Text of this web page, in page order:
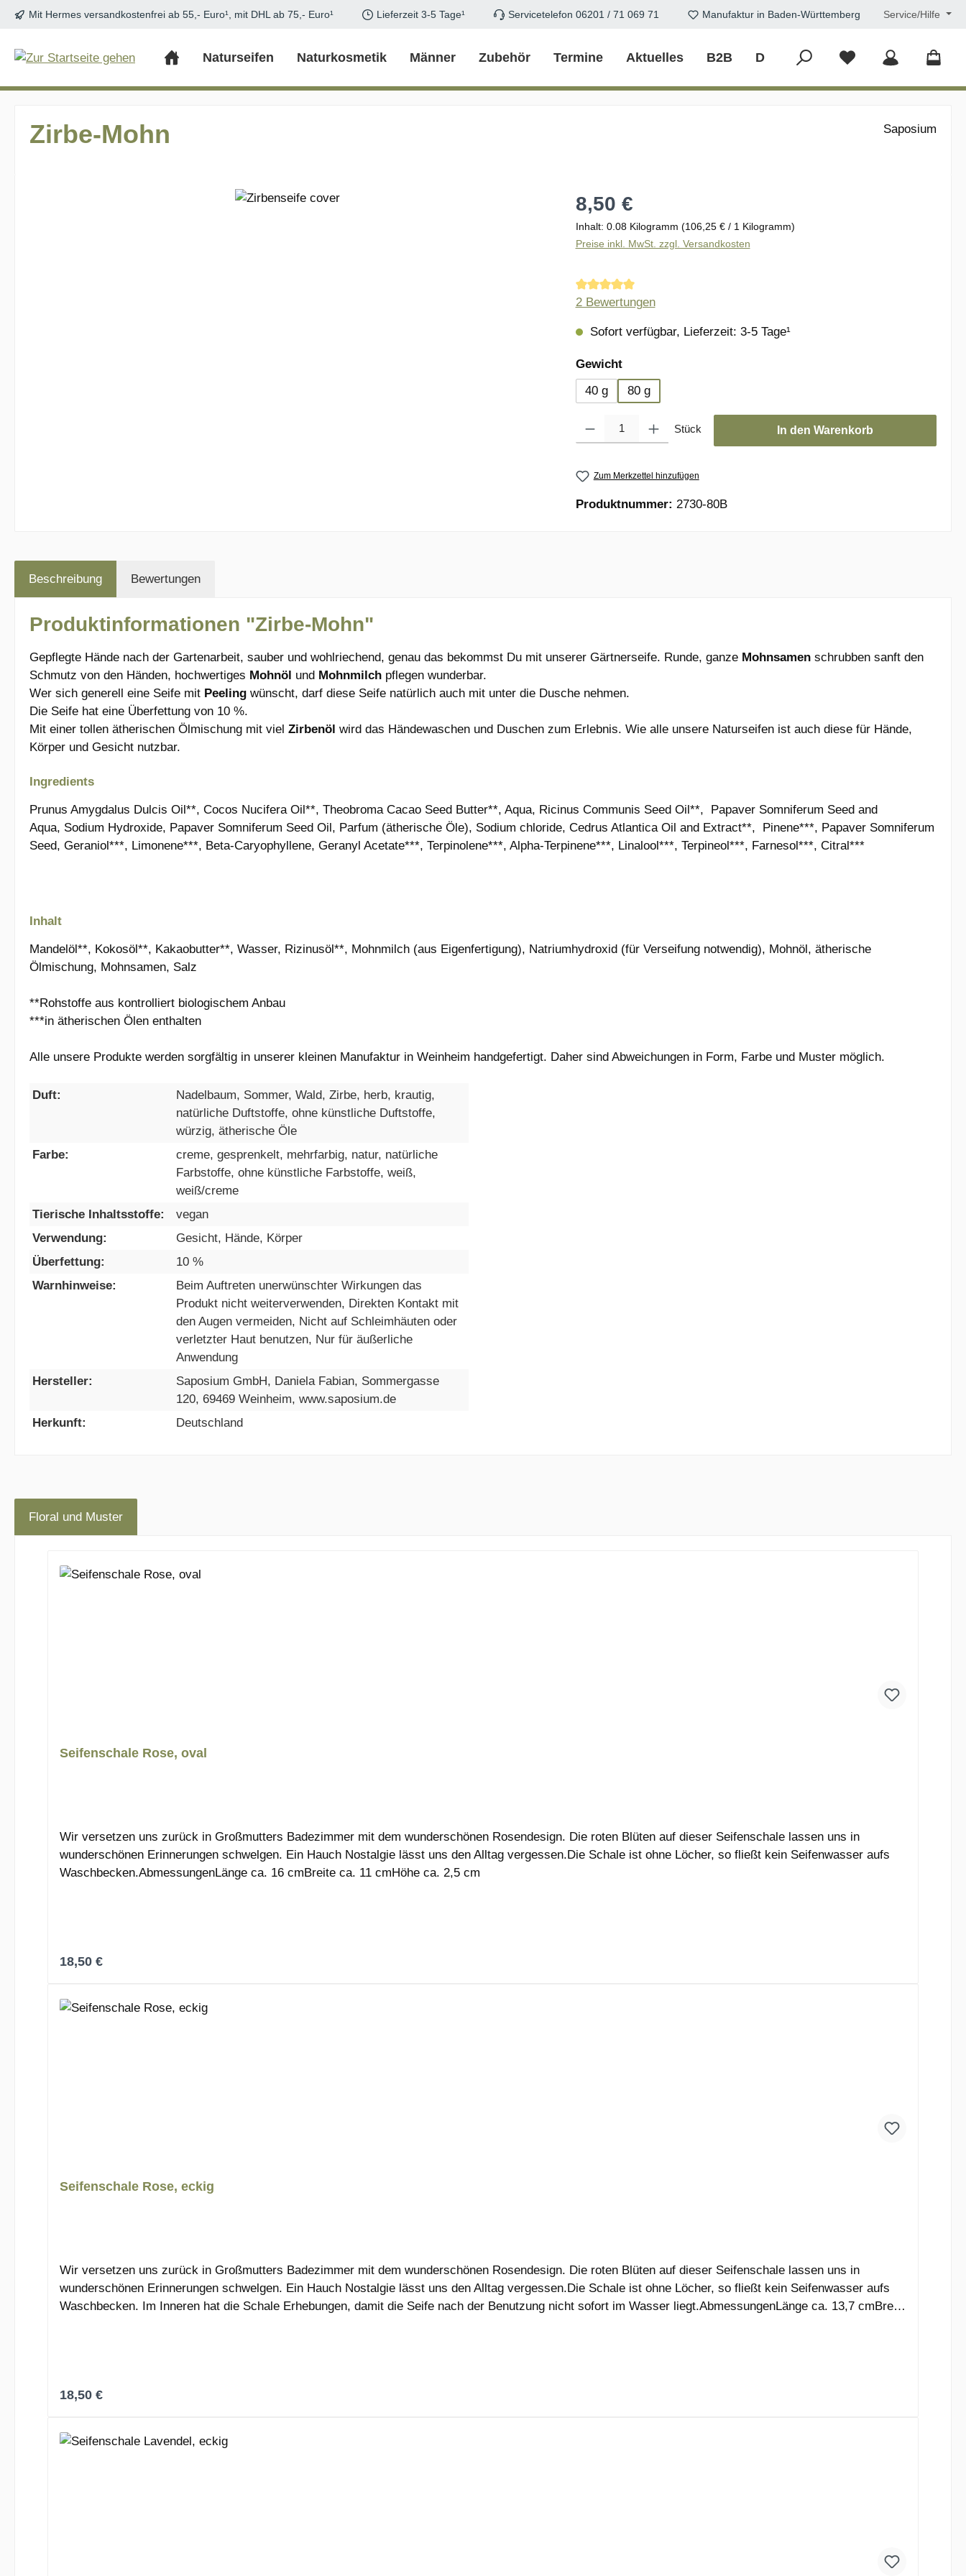
Hauptinhalt springen
Zur Suche springen
Zur Hauptnavigation springen
Mit Hermes versandkostenfrei ab 55,- Euro¹, mit DHL ab 75,- Euro¹ Lieferzeit 3-5 Tage¹ Servicetelefon 06201 / 71 069 71 Manufaktur in Baden-Württemberg Service/Hilfe
Naturseifen Naturkosmetik Männer Zubehör Termine Aktuelles B2B DIY
Zirbe-Mohn Saposium
Regulärer Preis:
8,50 €
Inhalt: 0.08 Kilogramm (106,25 € / 1 Kilogramm)
Preise inkl. MwSt. zzgl. Versandkosten
Durchschnittliche Bewertung von 5 von 5 Sternen
2 Bewertungen
Sofort verfügbar, Lieferzeit: 3-5 Tage¹
Gewichtauswählen
40 g
80 g
Stück In den Warenkorb
Zum Merkzettel hinzufügen
Produktnummer: 2730-80B
Beschreibung Bewertungen
Produktinformationen "Zirbe-Mohn"
Gepflegte Hände nach der Gartenarbeit, sauber und wohlriechend, genau das bekommst Du mit unserer Gärtnerseife. Runde, ganze Mohnsamen schrubben sanft den
Schmutz von den Händen, hochwertiges Mohnöl und Mohnmilch pflegen wunderbar.
Wer sich generell eine Seife mit Peeling wünscht, darf diese Seife natürlich auch mit unter die Dusche nehmen.
Die Seife hat eine Überfettung von 10 %.
Mit einer tollen ätherischen Ölmischung mit viel Zirbenöl wird das Händewaschen und Duschen zum Erlebnis. Wie alle unsere Naturseifen ist auch diese für Hände,
Körper und Gesicht nutzbar.
Ingredients
Prunus Amygdalus Dulcis Oil**, Cocos Nucifera Oil**, Theobroma Cacao Seed Butter**, Aqua, Ricinus Communis Seed Oil**, Papaver Somniferum Seed and
Aqua, Sodium Hydroxide, Papaver Somniferum Seed Oil, Parfum (ätherische Öle), Sodium chloride, Cedrus Atlantica Oil and Extract**, Pinene***, Papaver Somniferum
Seed, Geraniol***, Limonene***, Beta-Caryophyllene, Geranyl Acetate***, Terpinolene***, Alpha-Terpinene***, Linalool***, Terpineol***, Farnesol***, Citral***
Inhalt
Mandelöl**, Kokosöl**, Kakaobutter**, Wasser, Rizinusöl**, Mohnmilch (aus Eigenfertigung), Natriumhydroxid (für Verseifung notwendig), Mohnöl, ätherische
Ölmischung, Mohnsamen, Salz
**Rohstoffe aus kontrolliert biologischem Anbau
***in ätherischen Ölen enthalten
Alle unsere Produkte werden sorgfältig in unserer kleinen Manufaktur in Weinheim handgefertigt. Daher sind Abweichungen in Form, Farbe und Muster möglich.
Duft:
Nadelbaum, Sommer, Wald, Zirbe, herb, krautig,
natürliche Duftstoffe, ohne künstliche Duftstoffe,
würzig, ätherische Öle
Farbe:
creme, gesprenkelt, mehrfarbig, natur, natürliche
Farbstoffe, ohne künstliche Farbstoffe, weiß,
weiß/creme
Tierische Inhaltsstoffe:
vegan
Verwendung:
Gesicht, Hände, Körper
Überfettung:
10 %
Warnhinweise:
Beim Auftreten unerwünschter Wirkungen das
Produkt nicht weiterverwenden, Direkten Kontakt mit
den Augen vermeiden, Nicht auf Schleimhäuten oder
verletzter Haut benutzen, Nur für äußerliche
Anwendung
Hersteller:
Saposium GmbH, Daniela Fabian, Sommergasse
120, 69469 Weinheim, www.saposium.de
Herkunft:
Deutschland
Floral und Muster
Seifenschale Rose, oval
Wir versetzen uns zurück in Großmutters Badezimmer mit dem wunderschönen Rosendesign. Die roten Blüten auf dieser Seifenschale lassen uns in
wunderschönen Erinnerungen schwelgen. Ein Hauch Nostalgie lässt uns den Alltag vergessen.Die Schale ist ohne Löcher, so fließt kein Seifenwasser aufs
Waschbecken.AbmessungenLänge ca. 16 cmBreite ca. 11 cmHöhe ca. 2,5 cm
Regulärer Preis:
18,50 €
Seifenschale Rose, eckig
Wir versetzen uns zurück in Großmutters Badezimmer mit dem wunderschönen Rosendesign. Die roten Blüten auf dieser Seifenschale lassen uns in
wunderschönen Erinnerungen schwelgen. Ein Hauch Nostalgie lässt uns den Alltag vergessen.Die Schale ist ohne Löcher, so fließt kein Seifenwasser aufs
Waschbecken. Im Inneren hat die Schale Erhebungen, damit die Seife nach der Benutzung nicht sofort im Wasser liegt.AbmessungenLänge ca. 13,7 cmBreite
Regulärer Preis:
18,50 €